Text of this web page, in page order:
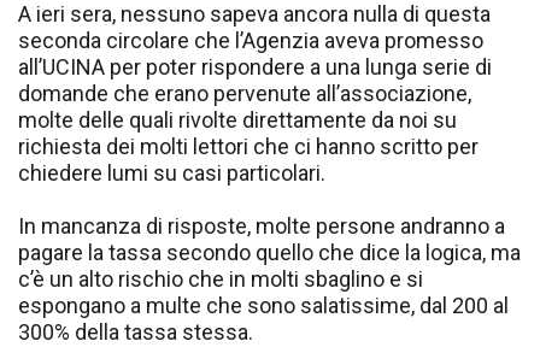
A ieri sera, nessuno sapeva ancora nulla di questa
seconda circolare che l’Agenzia aveva promesso
all’UCINA per poter rispondere a una lunga serie di
domande che erano pervenute all’associazione,
molte delle quali rivolte direttamente da noi su
richiesta dei molti lettori che ci hanno scritto per
chiedere lumi su casi particolari.
In mancanza di risposte, molte persone andranno a
pagare la tassa secondo quello che dice la logica, ma
c’è un alto rischio che in molti sbaglino e si
espongano a multe che sono salatissime, dal 200 al
300% della tassa stessa.